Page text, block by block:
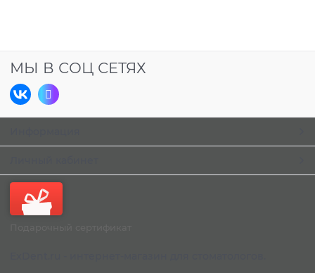
МЫ В СОЦ СЕТЯХ